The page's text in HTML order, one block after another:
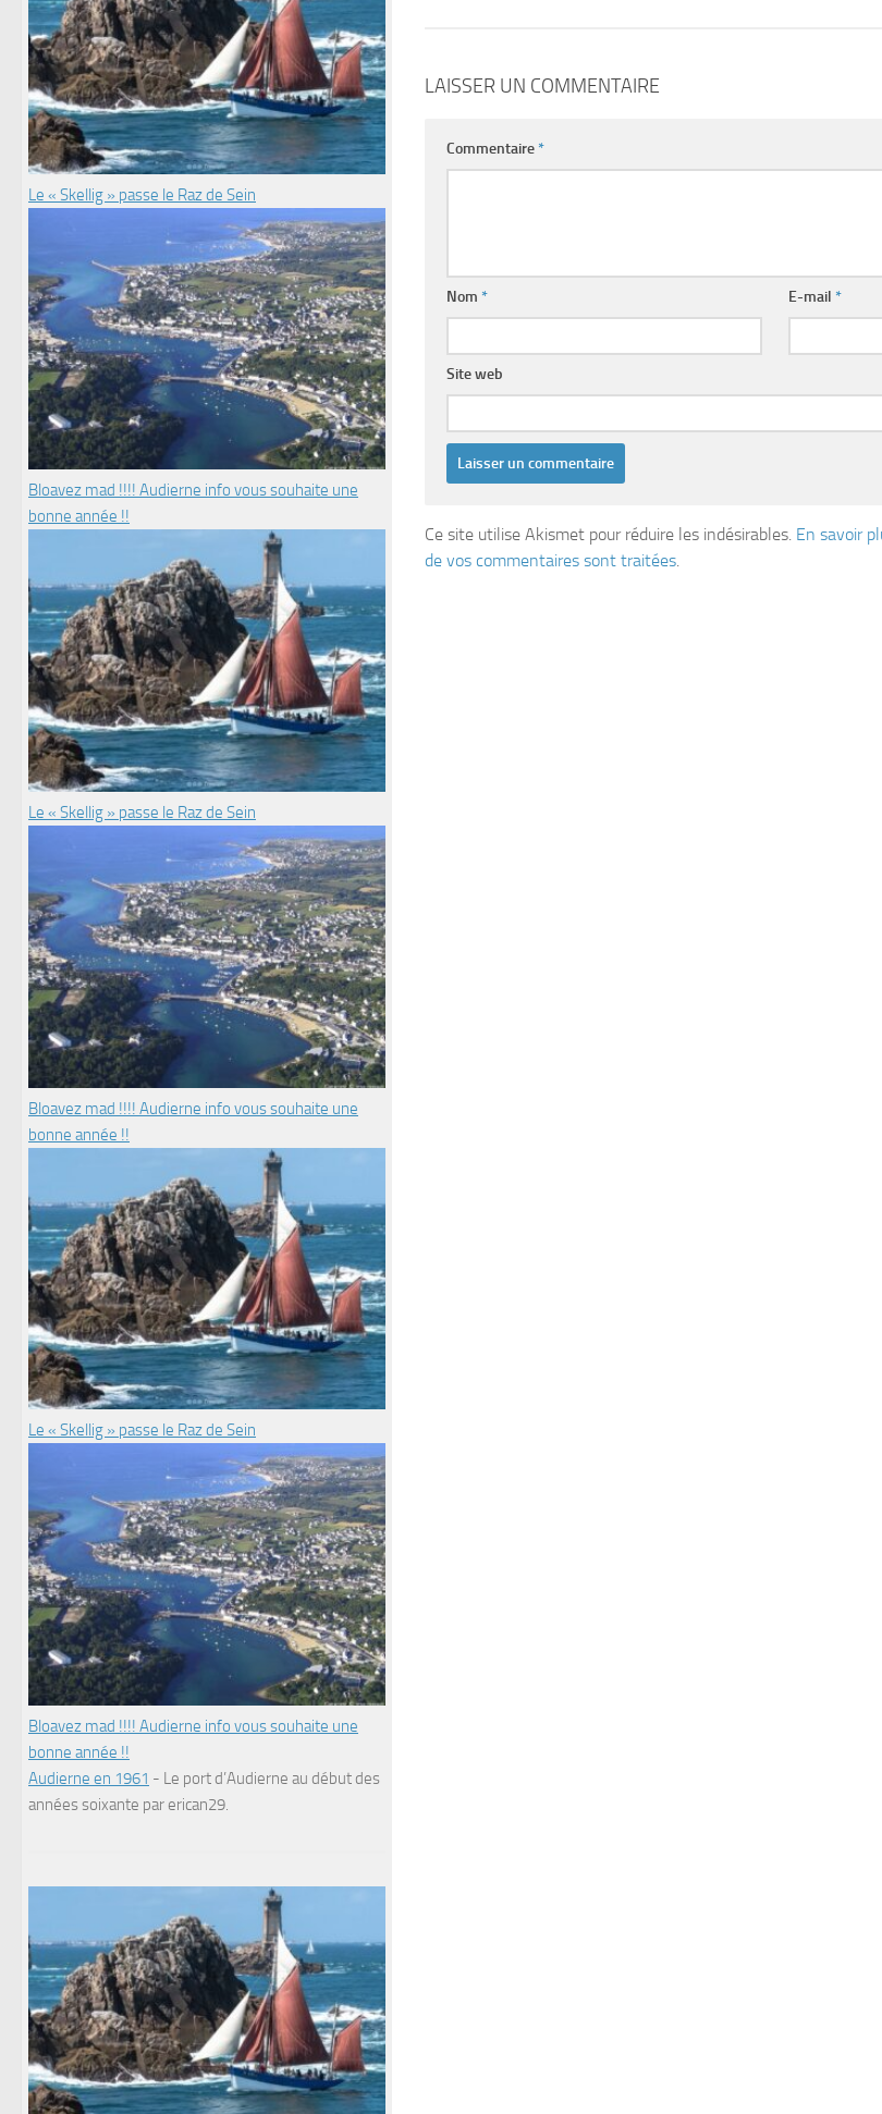
LAISSER UN COMMENTAIRE
Commentaire*
Nom * E-mail*
Site web
Ce site utilise Akismet pour réduire les indésirables. En savoir
de vos commentaires sont traitées.
Le « Skellig » passe le Raz de Sein
Bloavez mad !!!! Audierne info vous souhaite une
bonne année !!
Le « Skellig » passe le Raz de Sein
Bloavez mad !!!! Audierne info vous souhaite une
bonne année !!
Le « Skellig » passe le Raz de Sein
Bloavez mad !!!! Audierne info vous souhaite une
bonne année !!
Audierne en 1961 - Le port d’Audierne au début des
années soixante par erican29.